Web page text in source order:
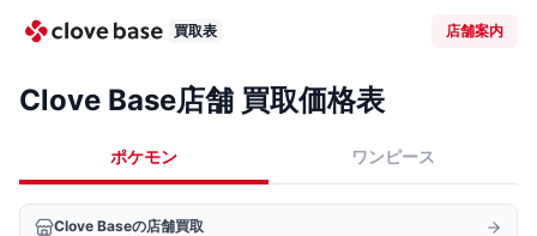
買取表 店舗案内
Clove Base店舗 買取価格表
ポケモン ワンピース
Clove Baseの店舗買取